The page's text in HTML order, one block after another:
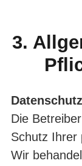
3.
Datenschutz
Die
Schutz Ihrer
Wir